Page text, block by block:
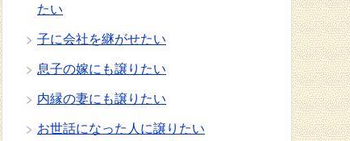
たい
子に会社を継がせたい
息子の嫁にも譲りたい
内縁の妻にも譲りたい
お世話になった人に譲りたい